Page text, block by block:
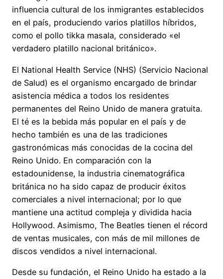
influencia cultural de los inmigrantes establecidos
en el país, produciendo varios platillos híbridos,
como el pollo tikka masala, considerado «el
verdadero platillo nacional británico».
El National Health Service (NHS) (Servicio Nacional
de Salud) es el organismo encargado de brindar
asistencia médica a todos los residentes
permanentes del Reino Unido de manera gratuita.
El té es la bebida más popular en el país y de
hecho también es una de las tradiciones
gastronómicas más conocidas de la cocina del
Reino Unido. En comparación con la
estadounidense, la industria cinematográfica
británica no ha sido capaz de producir éxitos
comerciales a nivel internacional; por lo que
mantiene una actitud compleja y dividida hacia
Hollywood. Asimismo, The Beatles tienen el récord
de ventas musicales, con más de mil millones de
discos vendidos a nivel internacional.
Desde su fundación, el Reino Unido ha estado a la